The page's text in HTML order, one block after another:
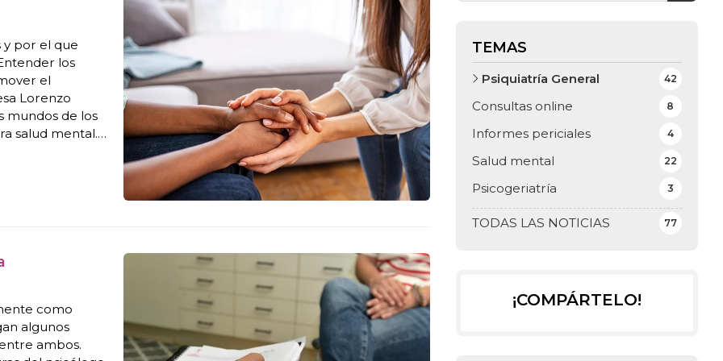
TEMAS
TODAS LAS NOTICIAS 77
Psiquiatría General 42
Consultas online 8
Informes periciales 4
Salud mental 22
Psicogeriatría 3
y por el que
los
el
Lorenzo
mundos de los
salud mental.
como
algunos
ambos.
¡COMPÁRTELO!